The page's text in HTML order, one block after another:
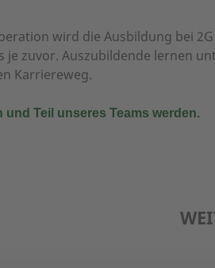
wird die Ausbildung bei
je zuvor. Auszubildende lernen
Karriereweg.
und Teil unseres Teams werden.